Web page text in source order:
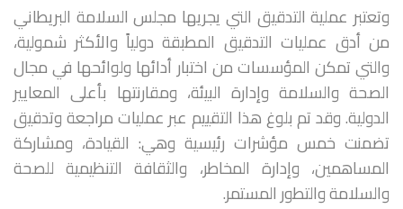
وتعتبر عملية التدقيق التي يجريها مجلس السلامة البريطاني
من أدق عمليات التدقيق المطبقة دولياً والأكثر شمولية،
والتي تمكن المؤسسات من اختبار أدائها ولوائحها في مجال
الصحة والسلامة وإدارة البيئة، ومقارنتها بأعلى المعايير
الدولية. وقد تم بلوغ هذا التقييم عبر عمليات مراجعة وتدقيق
تضمنت خمس مؤشرات رئيسية وهي: القيادة، ومشاركة
المساهمين، وإدارة المخاطر، والثقافة التنظيمية للصحة
والسلامة والتطور المستمر.